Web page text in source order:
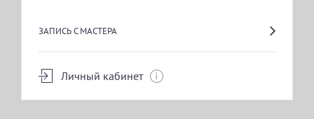
ЗАПИСЬ С МАСТЕРА
Личный кабинет